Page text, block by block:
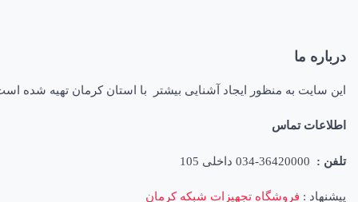
درباره ما
این سایت به منظور ایجاد آشنایی بیشتر با استان کرمان تهیه شده
اطلاعات تماس
تلفن :
پیشنهاد : فروشگاه تجهیزات شبکه کرمان